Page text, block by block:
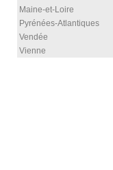
Maine-et-Loire
Pyrénées-Atlantiques
Vendée
Vienne